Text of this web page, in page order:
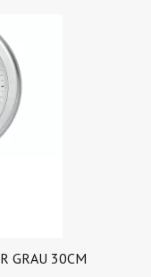
GRAU 30CM